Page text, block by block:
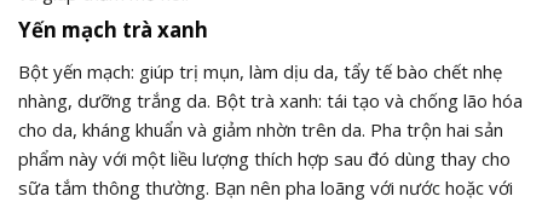
Yến mạch trà xanh
Bột yến mạch: giúp trị mụn, làm dịu da, tẩy tế bào chết nhẹ
nhàng, dưỡng trắng da. Bột trà xanh: tái tạo và chống lão hóa
cho da, kháng khuẩn và giảm nhờn trên da. Pha trộn hai sản
phẩm này với một liều lượng thích hợp sau đó dùng thay cho
sữa tắm thông thường. Bạn nên pha loãng với nước hoặc với